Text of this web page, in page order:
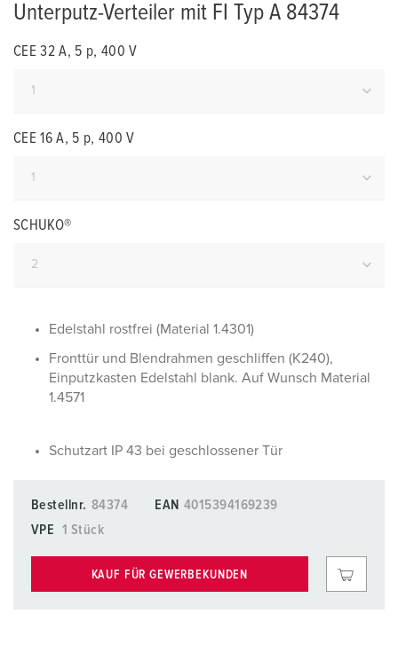
Unterputz-Verteiler mit FI Typ A 84374
CEE 32 A, 5 p, 400 V
CEE 16 A, 5 p, 400 V
SCHUKO®
Edelstahl rostfrei (Material 1.4301)
Fronttür und Blendrahmen geschliffen (K240),
Einputzkasten Edelstahl blank. Auf Wunsch Material
1.4571
Schutzart IP 43 bei geschlossener Tür
Bestellnr. 84374 EAN 4015394169239
VPE
1 Stück
KAUF FÜR GEWERBEKUNDEN